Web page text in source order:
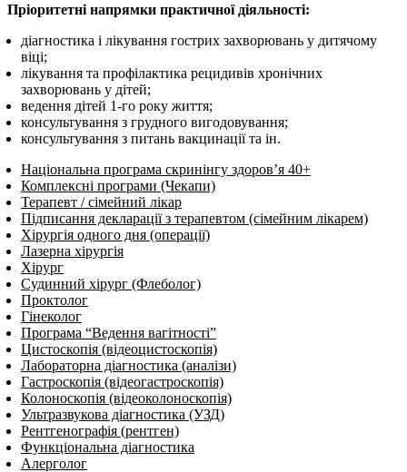
Пріоритетні напрямки практичної діяльності:
діагностика і лікування гострих захворювань у дитячому
віці;
лікування та профілактика рецидивів хронічних
захворювань у дітей;
ведення дітей 1-го року життя;
консультування з грудного вигодовування;
консультування з питань вакцинації та ін.
Національна програма скринінгу здоров’я 40+
Комплексні програми (Чекапи)
Терапевт / сімейний лікар
Підписання декларації з терапевтом (сімейним лікарем)
Хірургія одного дня (операції)
Лазерна хірургія
Хірург
Судинний хірург (Флеболог)
Проктолог
Гінеколог
Програма “Ведення вагітності”
Цистоскопія (відеоцистоскопія)
Лабораторна діагностика (аналізи)
Гастроскопія (відеогастроскопія)
Колоноскопія (відеоколоноскопія)
Ультразвукова діагностика (УЗД)
Рентгенографія (рентген)
Функціональна діагностика
Алерголог